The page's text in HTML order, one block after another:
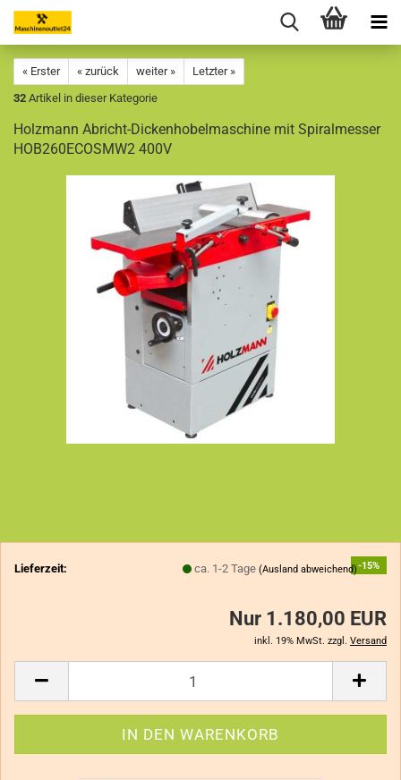
« Erster « zurück weiter »
Letzter »
32 Artikel in dieser Kategorie
Holzmann Abricht-Dickenhobelmaschine mit Spiralmesser
HOB260ECOSMW2 400V
-15%
Lieferzeit: ca. 1-2 Tage(Ausland abweichend)
Nur 1.180,00 EUR
inkl. 19% MwSt. zzgl. Versand